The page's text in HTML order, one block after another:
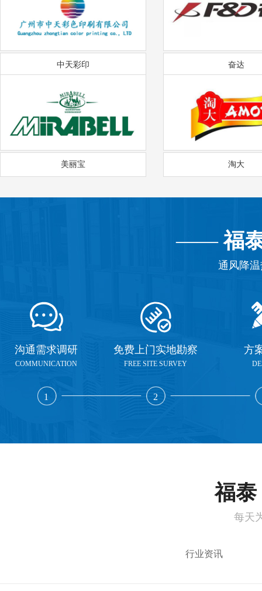
中天彩印 奋达
美丽宝 淘大
——福
通风降
沟通需求调研
COMMUNICATION
1
免费上门实地勘察
FREE SITE SURVEY
2
方
福泰
每天
行业资讯